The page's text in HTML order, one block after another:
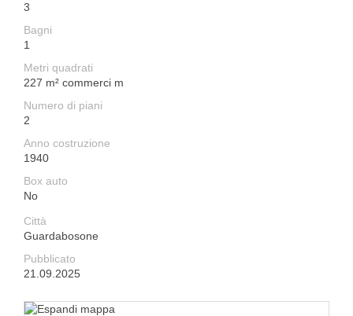
3
Bagni
1
Metri quadrati
227 m² commerci m
Numero di piani
2
Anno costruzione
1940
Box auto
No
Città
Guardabosone
Pubblicato
21.09.2025